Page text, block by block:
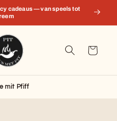
cadeaus — van speels tot
Warenkorb
mit Pfiff